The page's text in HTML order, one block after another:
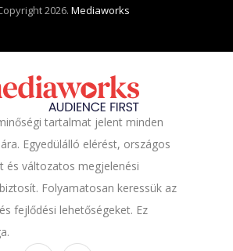
2026.Mediaworks
tartalmat jelent minden
Egyedülálló elérést, országos
és változatos megjelenési
Folyamatosan keressük az
fejlődési lehetőségeket. Ez